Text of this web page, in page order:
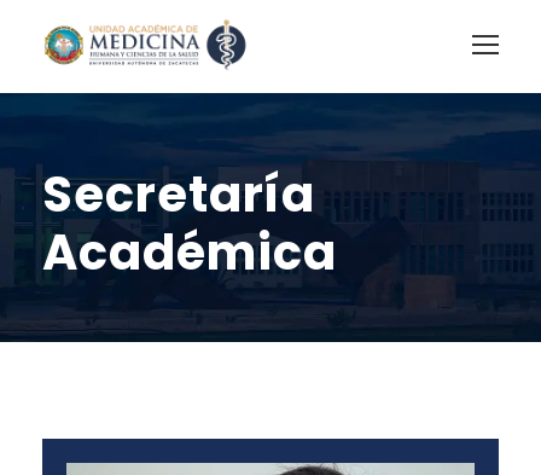
Secretaría
Académica